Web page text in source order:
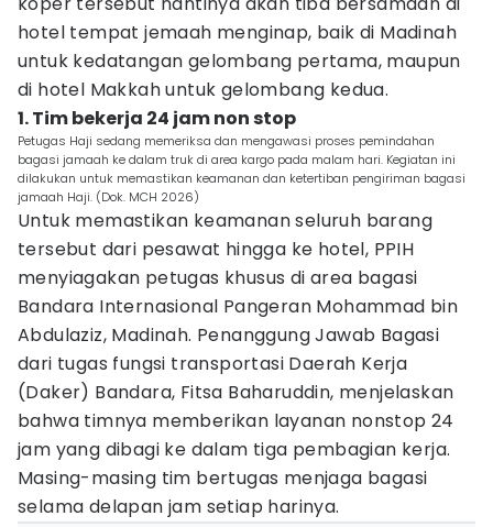
hotel tempat jemaah menginap, baik di Madinah
untuk kedatangan gelombang pertama, maupun
di hotel Makkah untuk gelombang kedua.
1. Tim bekerja 24 jam non stop
Petugas Haji sedang memeriksa dan mengawasi proses pemindahan
bagasi jamaah ke dalam truk di area kargo pada malam hari. Kegiatan ini
dilakukan untuk memastikan keamanan dan ketertiban pengiriman bagasi
jamaah Haji. (Dok. MCH 2026)
Untuk memastikan keamanan seluruh barang
tersebut dari pesawat hingga ke hotel, PPIH
menyiagakan petugas khusus di area bagasi
Bandara Internasional Pangeran Mohammad bin
Abdulaziz, Madinah. Penanggung Jawab Bagasi
dari tugas fungsi transportasi Daerah Kerja
(Daker) Bandara, Fitsa Baharuddin, menjelaskan
bahwa timnya memberikan layanan nonstop 24
jam yang dibagi ke dalam tiga pembagian kerja.
Masing-masing tim bertugas menjaga bagasi
selama delapan jam setiap harinya.